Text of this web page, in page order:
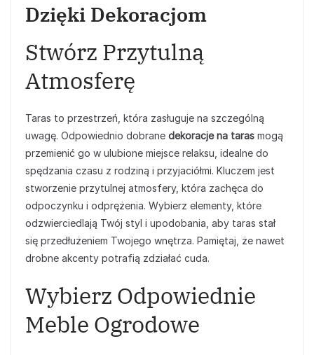
Dzięki Dekoracjom
Stwórz Przytulną
Atmosferę
Taras to przestrzeń, która zasługuje na szczególną
uwagę. Odpowiednio dobrane dekoracje na taras mogą
przemienić go w ulubione miejsce relaksu, idealne do
spędzania czasu z rodziną i przyjaciółmi. Kluczem jest
stworzenie przytulnej atmosfery, która zachęca do
odpoczynku i odprężenia. Wybierz elementy, które
odzwierciedlają Twój styl i upodobania, aby taras stał
się przedłużeniem Twojego wnętrza. Pamiętaj, że nawet
drobne akcenty potrafią zdziałać cuda.
Wybierz Odpowiednie
Meble Ogrodowe